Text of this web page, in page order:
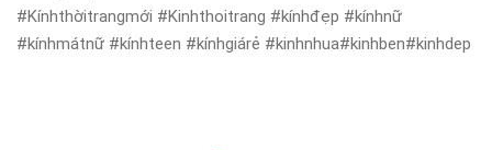
#Kínhthờitrangmới #Kinhthoitrang #kínhđẹp #kínhnữ
#kínhmátnữ #kínhteen #kínhgiárẻ #kinhnhua#kinhben#kinhdep